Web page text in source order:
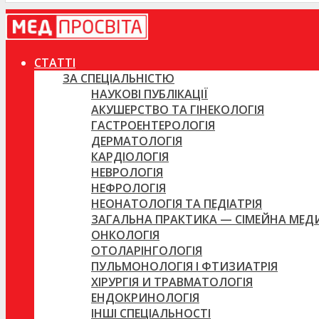
СТАТТІ
ЗА СПЕЦІАЛЬНІСТЮ
НАУКОВІ ПУБЛІКАЦІЇ
АКУШЕРСТВО ТА ГІНЕКОЛОГІЯ
ГАСТРОЕНТЕРОЛОГІЯ
ДЕРМАТОЛОГІЯ
КАРДІОЛОГІЯ
НЕВРОЛОГІЯ
НЕФРОЛОГІЯ
НЕОНАТОЛОГІЯ ТА ПЕДІАТРІЯ
ЗАГАЛЬНА ПРАКТИКА — СІМЕЙНА
ОНКОЛОГІЯ
ОТОЛАРІНГОЛОГІЯ
ПУЛЬМОНОЛОГІЯ І ФТИЗИАТРІЯ
ХІРУРГІЯ И ТРАВМАТОЛОГІЯ
ЕНДОКРИНОЛОГІЯ
ІНШІ СПЕЦІАЛЬНОСТІ